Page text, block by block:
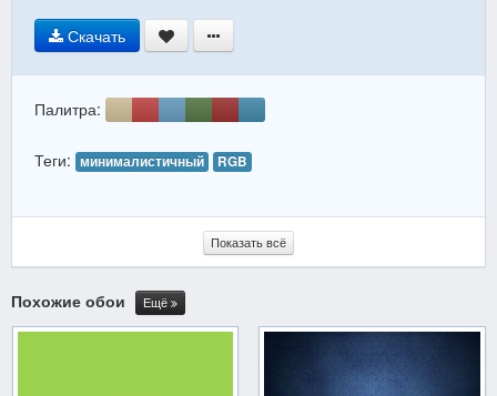
Скачать
Палитра:
Теги: минималистичный RGB
Показать всё
Похожие обои Ещё